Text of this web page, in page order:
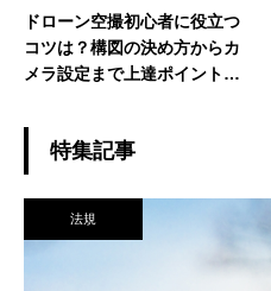
ドローン空撮初心者に役立つ
コツは？構図の決め方からカ
メラ設定まで上達ポイントを
特集記事
法規